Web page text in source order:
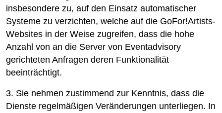
insbesondere zu, auf den Einsatz automatischer
Systeme zu verzichten, welche auf die GoFor!Artists-
Websites in der Weise zugreifen, dass die hohe
Anzahl von an die Server von Eventadvisory
gerichteten Anfragen deren Funktionalität
beeinträchtigt.
3. Sie nehmen zustimmend zur Kenntnis, dass die
Dienste regelmäßigen Veränderungen unterliegen. In